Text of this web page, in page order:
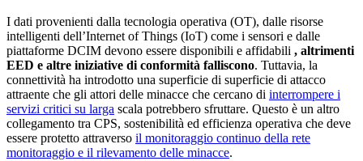
I dati provenienti dalla tecnologia operativa (OT), dalle risorse
intelligenti dell’Internet of Things (IoT) come i sensori e dalle
piattaforme DCIM devono essere disponibili e affidabili , altrimenti
EED e altre iniziative di conformità falliscono. Tuttavia, la
connettività ha introdotto una superficie di superficie di attacco
attraente che gli attori delle minacce che cercano di interrompere i
servizi critici su larga scala potrebbero sfruttare. Questo è un altro
collegamento tra CPS, sostenibilità ed efficienza operativa che deve
essere protetto attraverso il monitoraggio continuo della rete
monitoraggio e il rilevamento delle minacce.